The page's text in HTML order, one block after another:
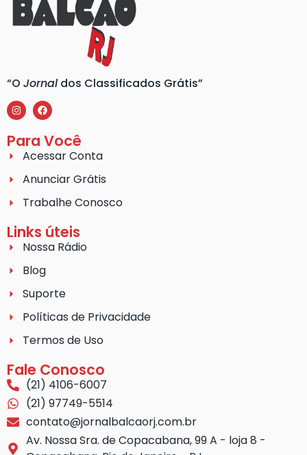
“O Jornaldos Classificados Grátis”
Para Você
Acessar Conta
Anunciar Grátis
Trabalhe Conosco
Links úteis
Nossa Rádio
Blog
Suporte
Políticas de Privacidade
Termos de Uso
Fale Conosco
(21) 4106-6007
(21) 97749-5514
contato@jornalbalcaorj.com.br
Av. Nossa Sra. de Copacabana, 99 A - loja 8 -